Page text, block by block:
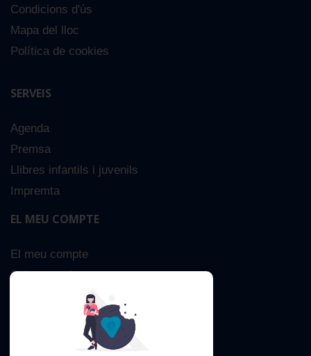
Condicions d'ús
Mapa del lloc
Política de cookies
SERVEIS
Agenda
Premsa
Llibres infantils i juvenils
Impremta
EL MEU COMPTE
El meu compte
Sobre nosaltres
Cerca Avançada